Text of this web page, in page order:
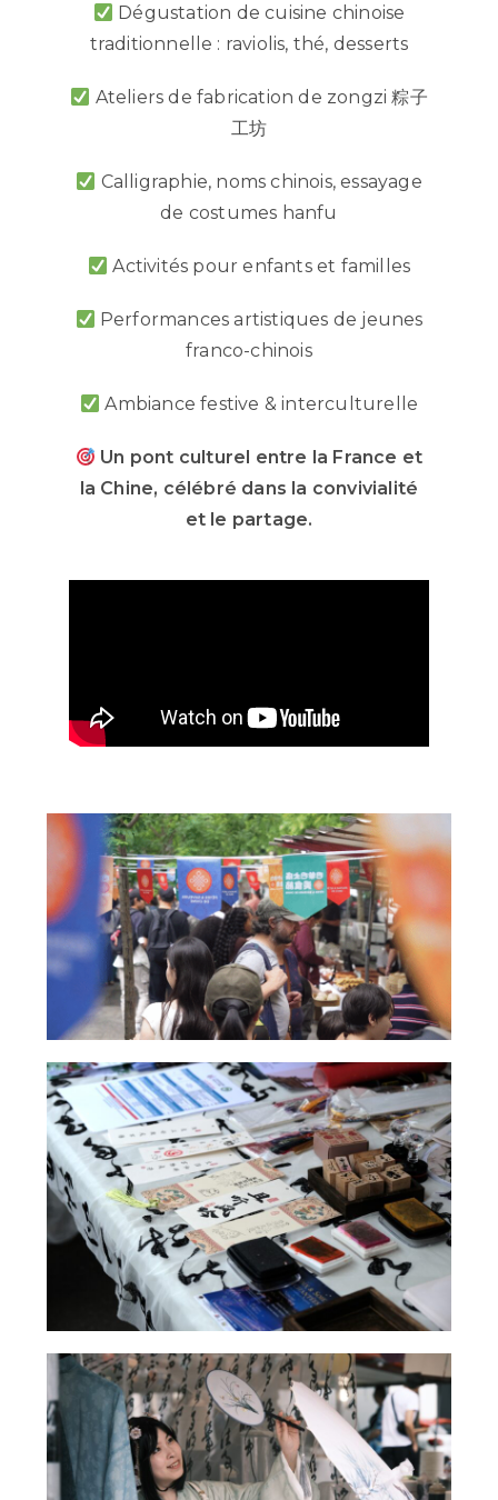
Dégustation de cuisine chinoise
traditionnelle : raviolis, thé, desserts
Ateliers de fabrication de zongzi 粽子
工坊
Calligraphie, noms chinois, essayage
de costumes hanfu
Activités pour enfants et familles
Performances artistiques de jeunes
franco-chinois
Ambiance festive & interculturelle
Un pont culturel entre la France et
la Chine, célébré dans la convivialité
et le partage.